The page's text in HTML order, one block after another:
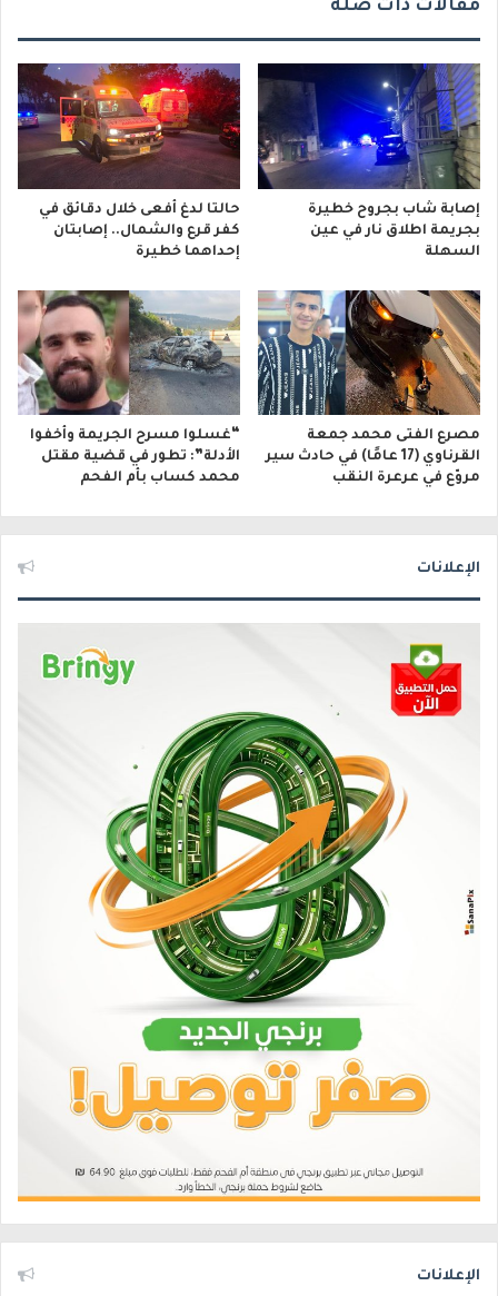
مقالات ذات صلة
إصابة شاب بجروح خطيرة
بجريمة اطلاق نار في عين
السهلة
حالتا لدغ أفعى خلال دقائق في
كفر قرع والشمال.. إصابتان
إحداهما خطيرة
مصرع الفتى محمد جمعة
القرناوي (17 عامًا) في حادث سير
مروّع في عرعرة النقب
“غسلوا مسرح الجريمة وأخفوا
الأدلة”: تطور في قضية مقتل
محمد كساب بأم الفحم
الإعلانات
الإعلانات